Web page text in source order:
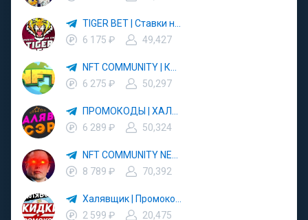
6 175 ₽
49,427
6 275 ₽
50,297
6 289 ₽
50,324
8 789 ₽
70,392
2 599 ₽
20,475